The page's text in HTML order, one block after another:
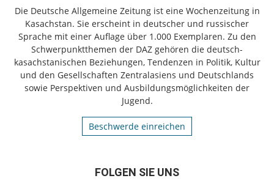
Die Deutsche Allgemeine Zeitung ist eine Wochenzeitung in
Kasachstan. Sie erscheint in deutscher und russischer
Sprache mit einer Auflage über 1.000 Exemplaren. Zu den
Schwerpunktthemen der DAZ gehören die deutsch-
kasachstanischen Beziehungen, Tendenzen in Politik, Kultur
und den Gesellschaften Zentralasiens und Deutschlands
sowie Perspektiven und Ausbildungsmöglichkeiten der
Jugend.
Beschwerde einreichen
FOLGEN SIE UNS